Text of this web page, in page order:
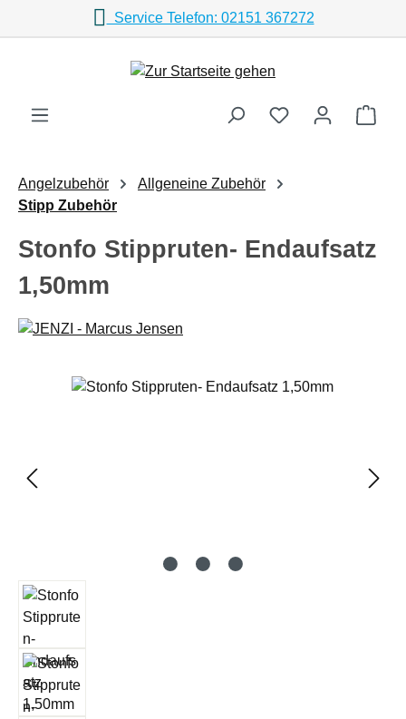
Zum Hauptinhalt springenService Telefon: 02151 367272
Angelzubehör
Allgeneine Zubehör
Stipp Zubehör
Stonfo Stippruten- Endaufsatz
1,50mm
Bildergalerie überspringen